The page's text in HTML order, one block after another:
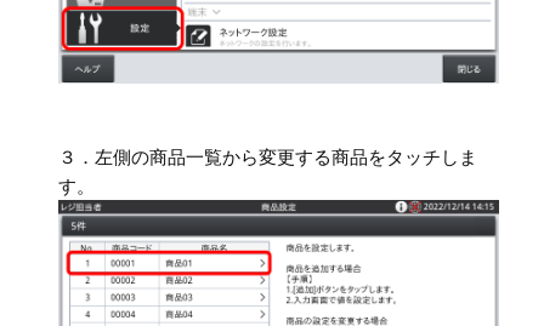
３．左側の商品一覧から変更する商品をタッチしま
す。